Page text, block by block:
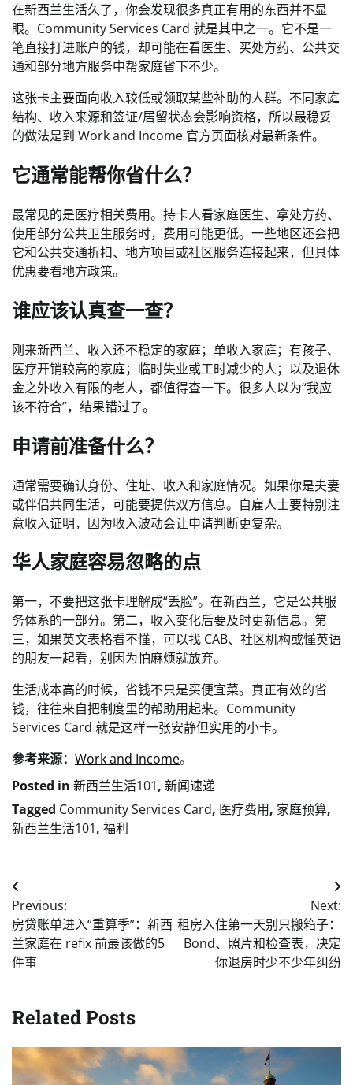
在新西兰生活久了，你会发现很多真正有用的东西并不显
眼。Community Services Card 就是其中之一。它不是一
笔直接打进账户的钱，却可能在看医生、买处方药、公共交
通和部分地方服务中帮家庭省下不少。
这张卡主要面向收入较低或领取某些补助的人群。不同家庭
结构、收入来源和签证/居留状态会影响资格，所以最稳妥
的做法是到 Work and Income 官方页面核对最新条件。
它通常能帮你省什么？
最常见的是医疗相关费用。持卡人看家庭医生、拿处方药、
使用部分公共卫生服务时，费用可能更低。一些地区还会把
它和公共交通折扣、地方项目或社区服务连接起来，但具体
优惠要看地方政策。
谁应该认真查一查？
刚来新西兰、收入还不稳定的家庭；单收入家庭；有孩子、
医疗开销较高的家庭；临时失业或工时减少的人；以及退休
金之外收入有限的老人，都值得查一下。很多人以为“我应
该不符合”，结果错过了。
申请前准备什么？
通常需要确认身份、住址、收入和家庭情况。如果你是夫妻
或伴侣共同生活，可能要提供双方信息。自雇人士要特别注
意收入证明，因为收入波动会让申请判断更复杂。
华人家庭容易忽略的点
第一，不要把这张卡理解成“丢脸”。在新西兰，它是公共服
务体系的一部分。第二，收入变化后要及时更新信息。第
三，如果英文表格看不懂，可以找 CAB、社区机构或懂英语
的朋友一起看，别因为怕麻烦就放弃。
生活成本高的时候，省钱不只是买便宜菜。真正有效的省
钱，往往来自把制度里的帮助用起来。Community
Services Card 就是这样一张安静但实用的小卡。
参考来源： Work and Income。
Posted in 新西兰生活101, 新闻速递
Tagged Community Services Card, 医疗费用, 家庭预算,
新西兰生活101, 福利
Post
navigation
Previous:
房贷账单进入“重算季”：新西
兰家庭在 refix 前最该做的5
件事
Next:
租房入住第一天别只搬箱子：
Bond、照片和检查表，决定
你退房时少不少年纠纷
Related Posts